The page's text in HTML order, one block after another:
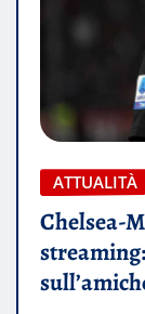
ATTUALITÀ
Chelsea-